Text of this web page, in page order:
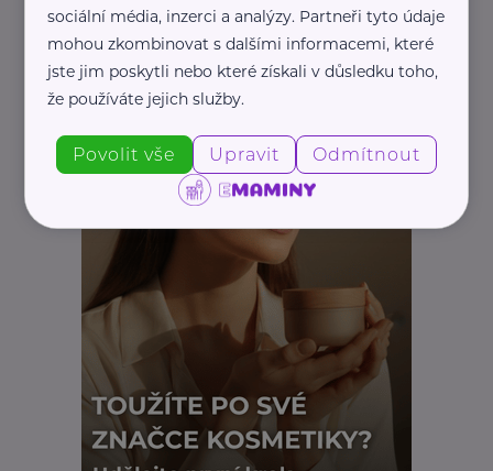
sociální média, inzerci a analýzy. Partneři tyto údaje
mohou zkombinovat s dalšími informacemi, které
jste jim poskytli nebo které získali v důsledku toho,
že používáte jejich služby.
Povolit vše Upravit Odmítnout